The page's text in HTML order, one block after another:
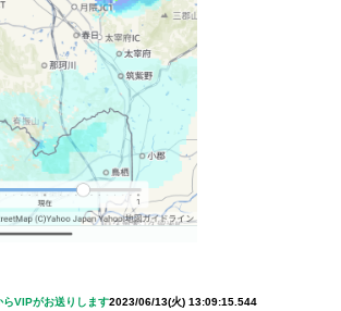
らVIPがお送りします2023/06/13(火) 13:09:15.544